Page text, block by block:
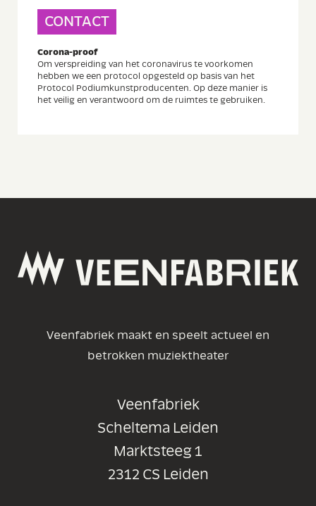
CONTACT
Corona-proof
Om verspreiding van het coronavirus te voorkomen
hebben we een protocol opgesteld op basis van het
Protocol Podiumkunstproducenten. Op deze manier is
het veilig en verantwoord om de ruimtes te gebruiken.
Veenfabriek maakt en speelt actueel en
betrokken muziektheater
Veenfabriek
Scheltema Leiden
Marktsteeg 1
2312 CS Leiden